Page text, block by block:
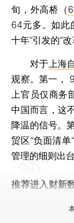
旬，外高桥（
64元多。如此
十年”引发的“改
对于 上海
观察。第一，
上官员仅商务
中国而言，这
降温的信号。
贸区“负面清
管理的细则出
推荐进入 财新